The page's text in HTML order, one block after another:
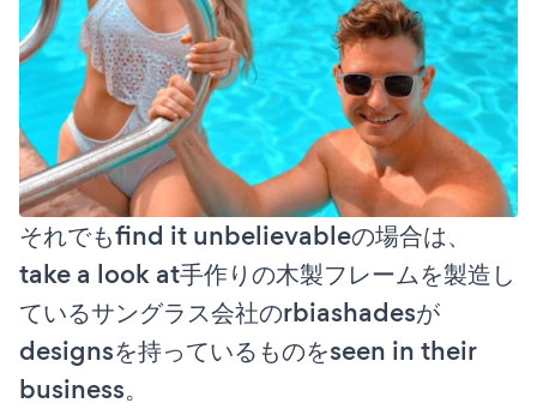
それでもfind it unbelievableの場合は、
take a look at手作りの木製フレームを製造し
ているサングラス会社のrbiashadesが
designsを持っているものをseen in their
business。